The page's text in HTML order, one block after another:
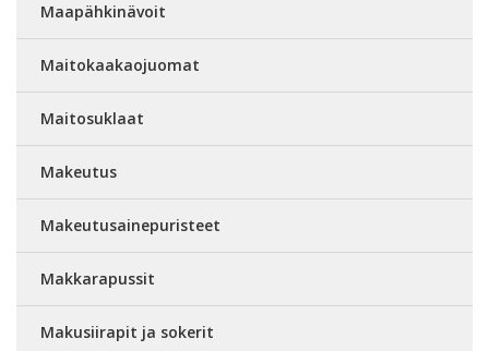
Maapähkinävoit
Maitokaakaojuomat
Maitosuklaat
Makeutus
Makeutusainepuristeet
Makkarapussit
Makusiirapit ja sokerit